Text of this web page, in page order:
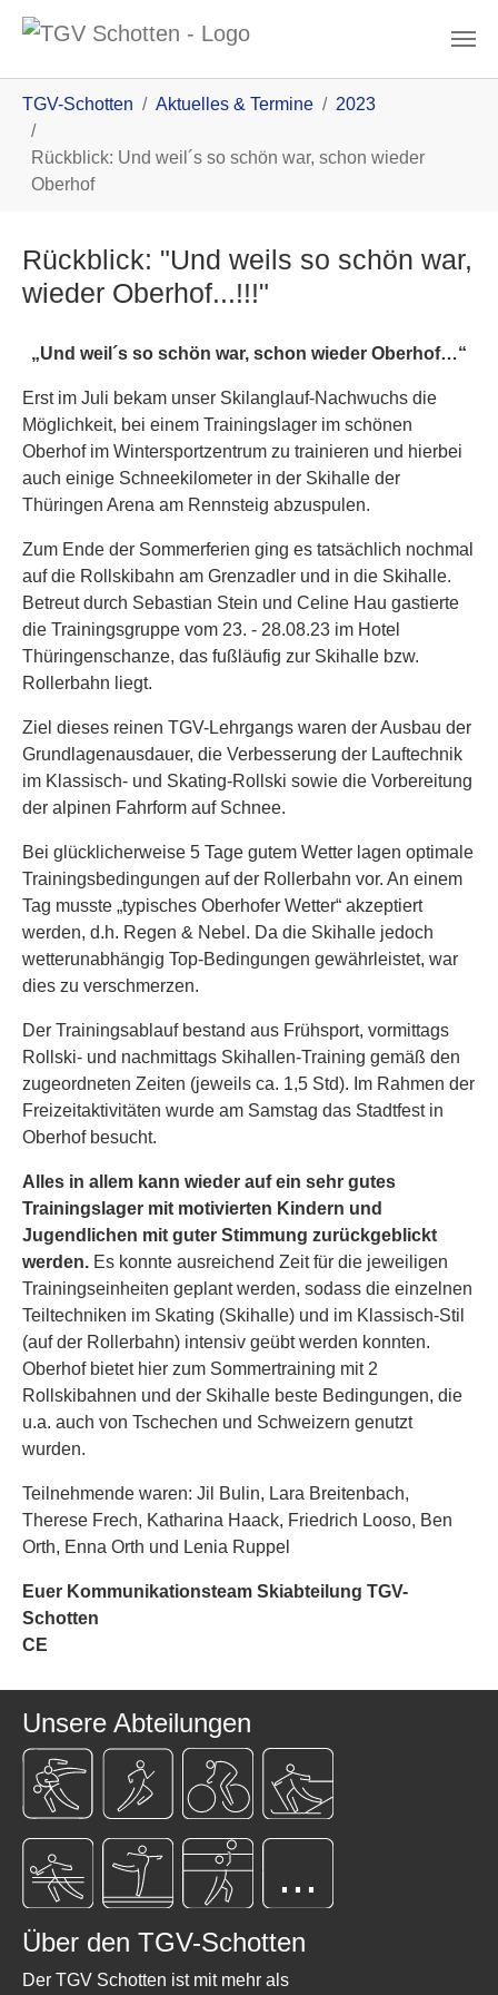
TGV-Schotten Aktuelles & Termine 2023
Rückblick: Und weil´s so schön war, schon wieder
Oberhof
Rückblick: "Und weils so schön war,
wieder Oberhof...!!!"
„Und weil´s so schön war, schon wieder Oberhof…“
Erst im Juli bekam unser Skilanglauf-Nachwuchs die
Möglichkeit, bei einem Trainingslager im schönen
Oberhof im Wintersportzentrum zu trainieren und hierbei
auch einige Schneekilometer in der Skihalle der
Thüringen Arena am Rennsteig abzuspulen.
Zum Ende der Sommerferien ging es tatsächlich nochmal
auf die Rollskibahn am Grenzadler und in die Skihalle.
Betreut durch Sebastian Stein und Celine Hau gastierte
die Trainingsgruppe vom 23. - 28.08.23 im Hotel
Thüringenschanze, das fußläufig zur Skihalle bzw.
Rollerbahn liegt.
Ziel dieses reinen TGV-Lehrgangs waren der Ausbau der
Grundlagenausdauer, die Verbesserung der Lauftechnik
im Klassisch- und Skating-Rollski sowie die Vorbereitung
der alpinen Fahrform auf Schnee.
Bei glücklicherweise 5 Tage gutem Wetter lagen optimale
Trainingsbedingungen auf der Rollerbahn vor. An einem
Tag musste „typisches Oberhofer Wetter“ akzeptiert
werden, d.h. Regen & Nebel. Da die Skihalle jedoch
wetterunabhängig Top-Bedingungen gewährleistet, war
dies zu verschmerzen.
Der Trainingsablauf bestand aus Frühsport, vormittags
Rollski- und nachmittags Skihallen-Training gemäß den
zugeordneten Zeiten (jeweils ca. 1,5 Std). Im Rahmen der
Freizeitaktivitäten wurde am Samstag das Stadtfest in
Oberhof besucht.
Alles in allem kann wieder auf ein sehr gutes
Trainingslager mit motivierten Kindern und
Jugendlichen mit guter Stimmung zurückgeblickt
werden. Es konnte ausreichend Zeit für die jeweiligen
Trainingseinheiten geplant werden, sodass die einzelnen
Teiltechniken im Skating (Skihalle) und im Klassisch-Stil
(auf der Rollerbahn) intensiv geübt werden konnten.
Oberhof bietet hier zum Sommertraining mit 2
Rollskibahnen und der Skihalle beste Bedingungen, die
u.a. auch von Tschechen und Schweizern genutzt
wurden.
Teilnehmende waren: Jil Bulin, Lara Breitenbach,
Therese Frech, Katharina Haack, Friedrich Looso, Ben
Orth, Enna Orth und Lenia Ruppel
Euer Kommunikationsteam Skiabteilung TGV-
Schotten
CE
Unsere Abteilungen
...
Über den TGV-Schotten
Der TGV Schotten ist mit mehr als